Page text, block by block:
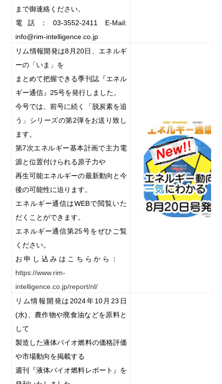
まで御連絡ください。
電話： 03-3552-2411
E-Mail:
info@rim-intelligence.co.jp
リム情報開発は8 月 20日、エネルギ
ーの「いま」を
まとめて把握できる季刊誌『エネル
ギー通信』 25号を発行しました。
今号では、前号に続く「脱炭素を追
う」シリーズの第2弾をお送り致し
ます。
第7次エネルギー基本計画で主力電
源と位置付けられる原子力や
再生可能エネルギーの最新動向と今
後の可能性に迫ります。
エネルギー通信はWEBで閲覧いた
だくことができます。
エネルギー通信第25号をぜひご覧
ください。
お申し込みはこちらから：
https://www.rim-
intelligence.co.jp/report/nl/
リム情報開発は 2024年10月 23 日
(水) 、農作物や廃食油などを原料と
して
製造した液体バイオ燃料の価格評価
や市場動向を掲載する
週刊『液体バイオ燃料レポート』を